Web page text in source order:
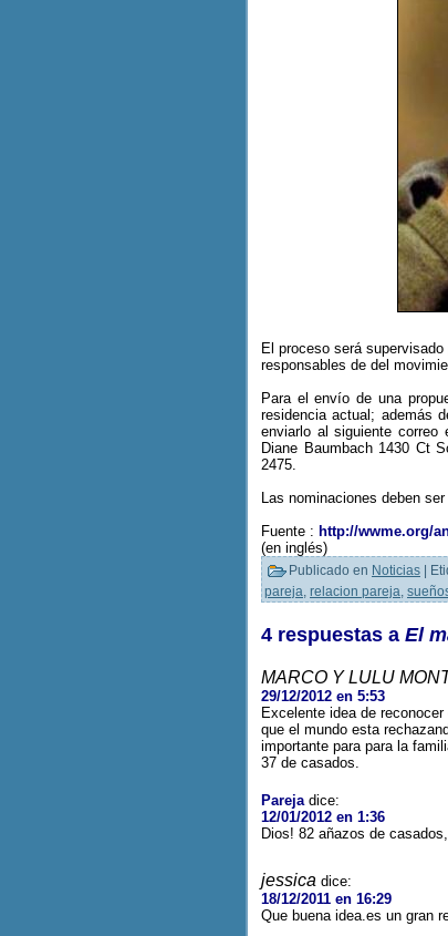
El proceso será
responsables de del
Para el envío de una
residencia actual; además
enviarlo al siguiente correo
Diane Baumbach 1430 Ct
2475.
Las nominaciones deben
Fuente : http://wwme.org/
(en inglés)
Publicado en Noticias
pareja, relacion pareja,
4 respuestas a El
MARCO Y LULU
29/12/2012 en 5:53
Excelente idea de
que el mundo esta
importante para para la
37 de casados.
Pareja dice:
12/01/2012 en 1:36
Dios! 82 añazos de
jessica dice:
18/12/2011 en 16:29
Que buena idea.es un gran